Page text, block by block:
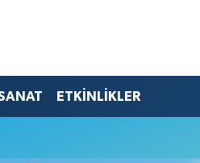
ETKİNLİKLER